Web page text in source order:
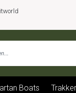
Boats Trakker